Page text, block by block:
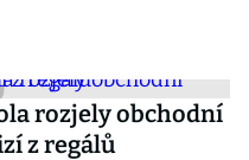
rozjely obchodní
z regálů